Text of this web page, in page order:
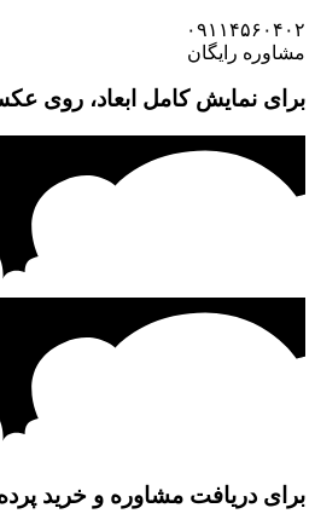
۰۹۱۱۴۵۶۰۴۰۲
مشاوره رایگان
برای نمایش کامل ابعاد، روی
برای دریافت مشاوره و خرید